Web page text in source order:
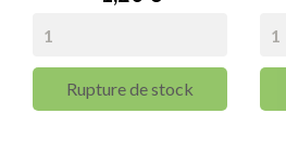
Rupture de stock